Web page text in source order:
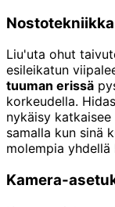
Nostotekniikka
Liu'uta ohut
esileikatun
tuuman erissä
korkeudella.
nykäisy
samalla kun sinä
molempia yhdellä
Kamera-